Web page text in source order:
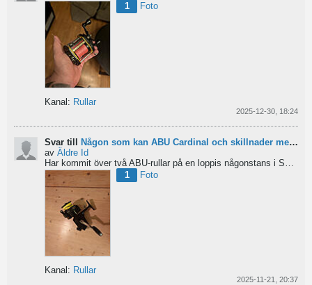
1
Foto
Kanal: Rullar
2025-12-30, 18:24
Svar till Någon som kan ABU Cardinal och skillnader mellan äldre rullar?
av Äldre Id
1
Foto
Kanal: Rullar
2025-11-21, 20:37